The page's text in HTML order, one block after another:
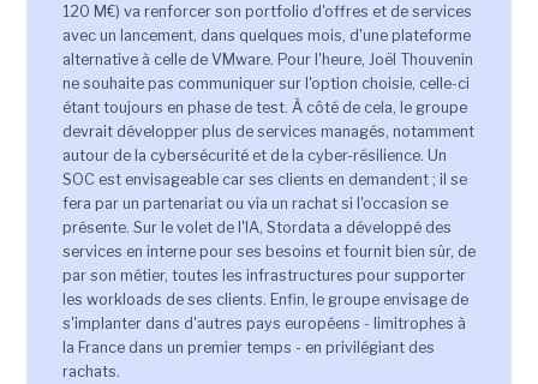
120 M€) va renforcer son portfolio d'offres et de services
avec un lancement, dans quelques mois, d'une plateforme
alternative à celle de VMware. Pour l'heure, Joël Thouvenin
ne souhaite pas communiquer sur l'option choisie, celle-ci
étant toujours en phase de test. À côté de cela, le groupe
devrait développer plus de services managés, notamment
autour de la cybersécurité et de la cyber-résilience. Un
SOC est envisageable car ses clients en demandent ; il se
fera par un partenariat ou via un rachat si l'occasion se
présente. Sur le volet de l'IA, Stordata a développé des
services en interne pour ses besoins et fournit bien sûr, de
par son métier, toutes les infrastructures pour supporter
les workloads de ses clients. Enfin, le groupe envisage de
s'implanter dans d'autres pays européens - limitrophes à
la France dans un premier temps - en privilégiant des
rachats.